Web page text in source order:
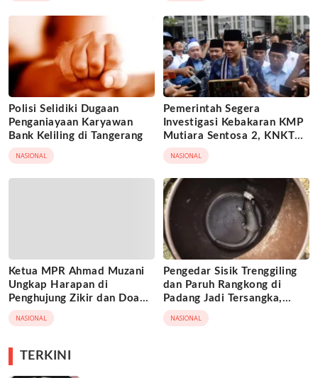
Polisi Selidiki Dugaan
Penganiayaan Karyawan
Bank Keliling di Tangerang
NASIONAL
Pemerintah Segera
Investigasi Kebakaran KMP
Mutiara Sentosa 2, KNKT
Turun Tangan
NASIONAL
Ketua MPR Ahmad Muzani
Ungkap Harapan di
Penghujung Zikir dan Doa
Kebangsaan
NASIONAL
Pengedar Sisik Trenggiling
dan Paruh Rangkong di
Padang Jadi Tersangka,
Terancam 15 Tahun Penjara
NASIONAL
TERKINI